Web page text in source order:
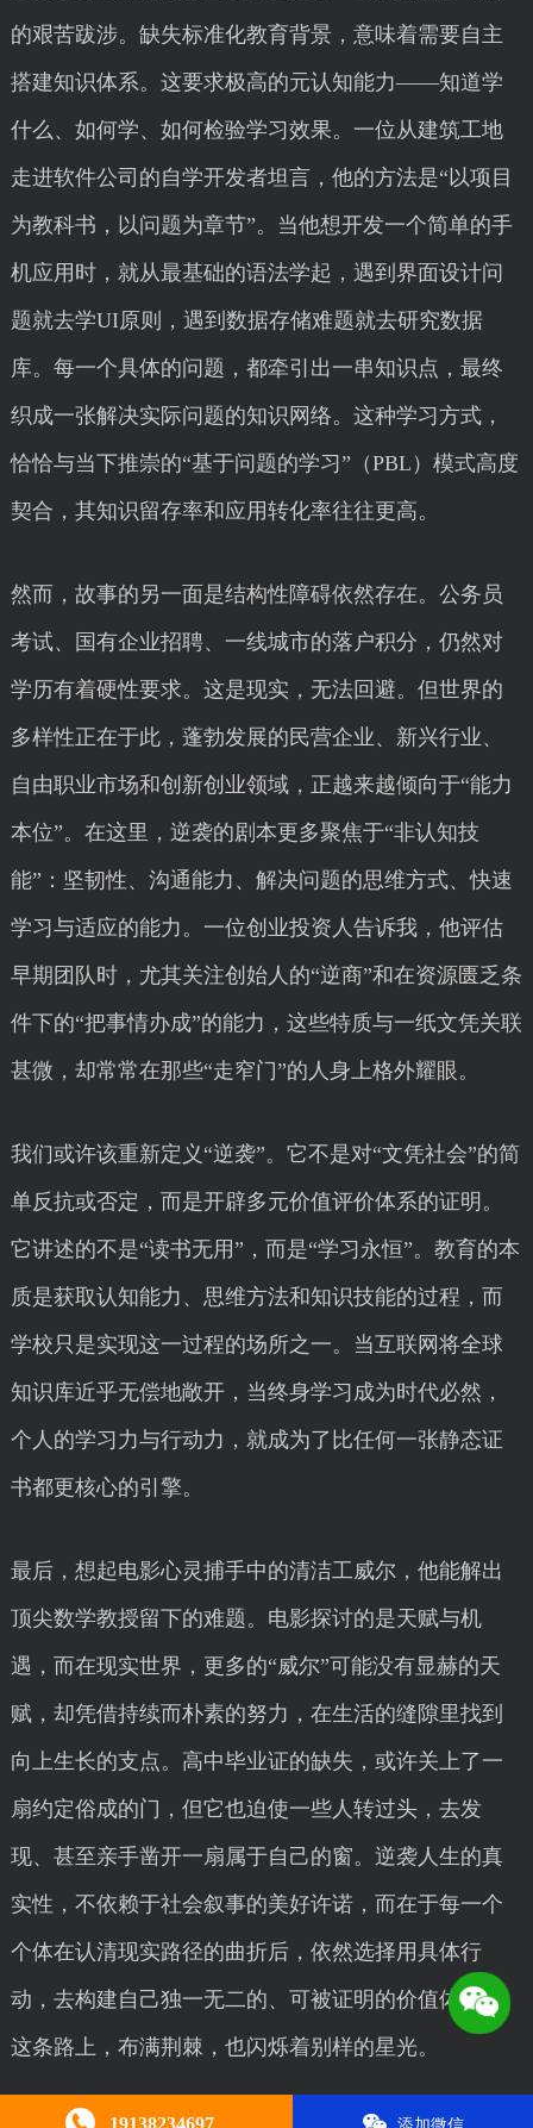
的艰苦跋涉。缺失标准化教育背景，意味着需要自主
搭建知识体系。这要求极高的元认知能力——知道学
什么、如何学、如何检验学习效果。一位从建筑工地
走进软件公司的自学开发者坦言，他的方法是“以项目
为教科书，以问题为章节”。当他想开发一个简单的手
机应用时，就从最基础的语法学起，遇到界面设计问
题就去学UI原则，遇到数据存储难题就去研究数据
库。每一个具体的问题，都牵引出一串知识点，最终
织成一张解决实际问题的知识网络。这种学习方式，
恰恰与当下推崇的“基于问题的学习”（PBL）模式高度
契合，其知识留存率和应用转化率往往更高。
然而，故事的另一面是结构性障碍依然存在。公务员
考试、国有企业招聘、一线城市的落户积分，仍然对
学历有着硬性要求。这是现实，无法回避。但世界的
多样性正在于此，蓬勃发展的民营企业、新兴行业、
自由职业市场和创新创业领域，正越来越倾向于“能力
本位”。在这里，逆袭的剧本更多聚焦于“非认知技
能”：坚韧性、沟通能力、解决问题的思维方式、快速
学习与适应的能力。一位创业投资人告诉我，他评估
早期团队时，尤其关注创始人的“逆商”和在资源匮乏条
件下的“把事情办成”的能力，这些特质与一纸文凭关联
甚微，却常常在那些“走窄门”的人身上格外耀眼。
我们或许该重新定义“逆袭”。它不是对“文凭社会”的简
单反抗或否定，而是开辟多元价值评价体系的证明。
它讲述的不是“读书无用”，而是“学习永恒”。教育的本
质是获取认知能力、思维方法和知识技能的过程，而
学校只是实现这一过程的场所之一。当互联网将全球
知识库近乎无偿地敞开，当终身学习成为时代必然，
个人的学习力与行动力，就成为了比任何一张静态证
书都更核心的引擎。
最后，想起电影心灵捕手中的清洁工威尔，他能解出
顶尖数学教授留下的难题。电影探讨的是天赋与机
遇，而在现实世界，更多的“威尔”可能没有显赫的天
赋，却凭借持续而朴素的努力，在生活的缝隙里找到
向上生长的支点。高中毕业证的缺失，或许关上了一
扇约定俗成的门，但它也迫使一些人转过头，去发
现、甚至亲手凿开一扇属于自己的窗。逆袭人生的真
实性，不依赖于社会叙事的美好许诺，而在于每一个
个体在认清现实路径的曲折后，依然选择用具体行
动，去构建自己独一无二的、可被证明的价值体系。
这条路上，布满荆棘，也闪烁着别样的星光。
呼和浩特证件制作编辑，转载请注明。